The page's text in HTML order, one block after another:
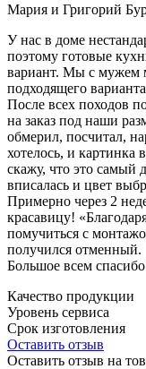
Мария и Григорий
У нас в доме
поэтому готовые
вариант. Мы с мужем
подходящего
После всех походов
на заказ под наши
обмерил, посчитал,
хотелось, и картинка
скажу, что это самый
вписалась и цвет
Примерно через 2
красавицу!
помучиться с
получился отменный.
Большое всем
Качество продукции
Уровень сервиса
Срок изготовления
Оставить отзыв
Оставить отзыв на